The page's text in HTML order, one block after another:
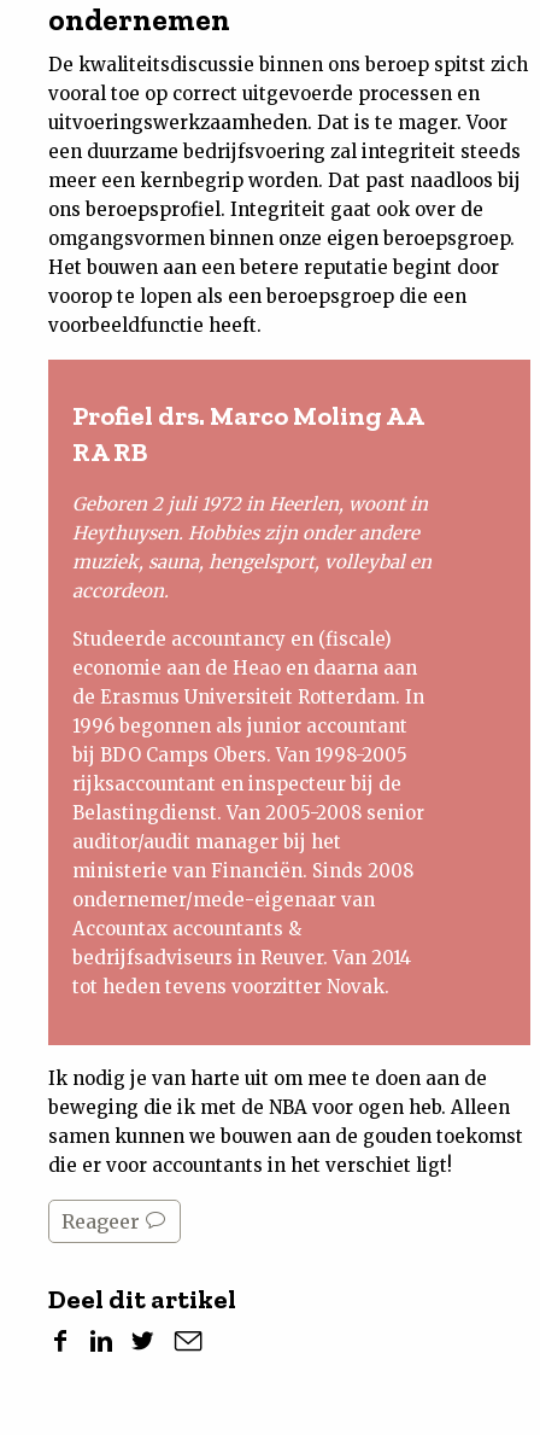
ondernemen
De kwaliteitsdiscussie binnen ons beroep spitst zich
vooral toe op correct uitgevoerde processen en
uitvoeringswerkzaamheden. Dat is te mager. Voor
een duurzame bedrijfsvoering zal integriteit steeds
meer een kernbegrip worden. Dat past naadloos bij
ons beroepsprofiel. Integriteit gaat ook over de
omgangsvormen binnen onze eigen beroepsgroep.
Het bouwen aan een betere reputatie begint door
voorop te lopen als een beroepsgroep die een
voorbeeldfunctie heeft.
Profiel drs. Marco Moling AA
RA RB
Geboren 2 juli 1972 in Heerlen, woont in
Heythuysen. Hobbies zijn onder andere
muziek, sauna, hengelsport, volleybal en
accordeon.
Studeerde accountancy en (fiscale)
economie aan de Heao en daarna aan
de Erasmus Universiteit Rotterdam. In
1996 begonnen als junior accountant
bij BDO Camps Obers. Van 1998-2005
rijksaccountant en inspecteur bij de
Belastingdienst. Van 2005-2008 senior
auditor/audit manager bij het
ministerie van Financiën. Sinds 2008
ondernemer/mede-eigenaar van
Accountax accountants &
bedrijfsadviseurs in Reuver. Van 2014
tot heden tevens voorzitter Novak.
Ik nodig je van harte uit om mee te doen aan de
beweging die ik met de NBA voor ogen heb. Alleen
samen kunnen we bouwen aan de gouden toekomst
die er voor accountants in het verschiet ligt!
Reageer
Deel dit artikel